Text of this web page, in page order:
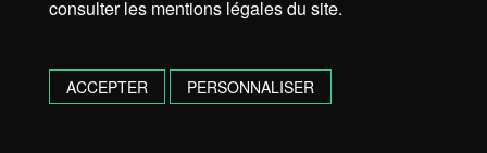
consulter les mentions légales du site.
ACCEPTER PERSONNALISER